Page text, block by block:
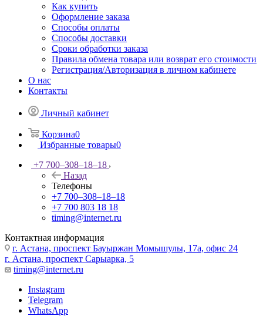
Как купить
Оформление заказа
Способы оплаты
Способы доставки
Сроки обработки заказа
Правила обмена товара или возврат его стоимости
Регистрация/Авторизация в личном кабинете
О нас
Контакты
Личный кабинет
Корзина0
Избранные товары0
+7 700‒308‒18‒18
Назад
Телефоны
+7 700‒308‒18‒18
+7 700 803 18 18
timing@internet.ru
Контактная информация
г. Астана, проспект Бауыржан Момышулы, 17а, офис 24
г. Астана, проспект Сарыарка, 5
timing@internet.ru
Instagram
Telegram
WhatsApp